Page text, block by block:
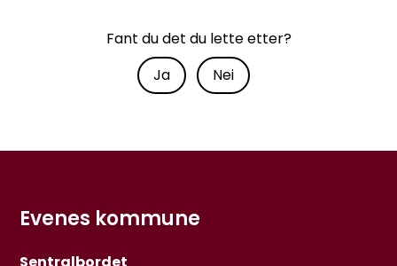
Fant du det du lette etter?
Ja
Nei
Evenes kommune